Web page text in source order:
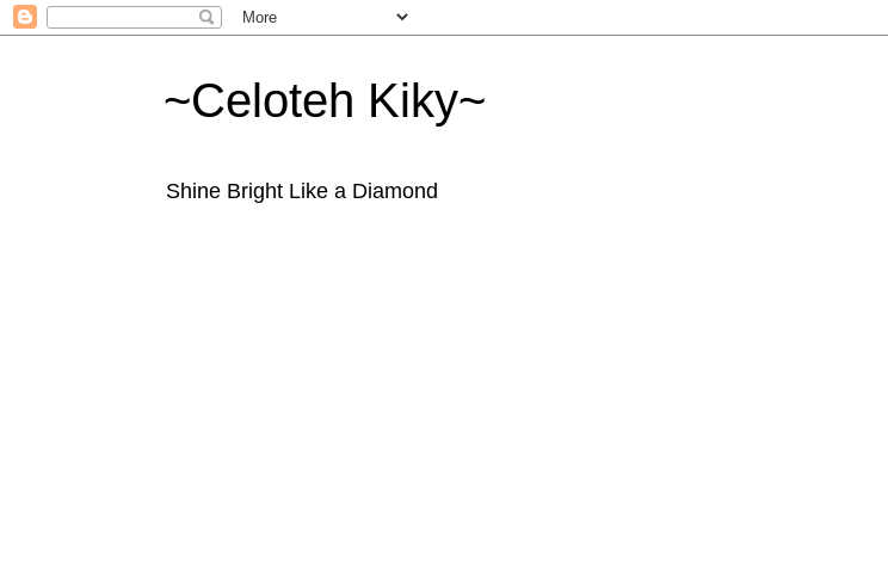
~Celoteh Kiky~
Shine Bright Like a Diamond